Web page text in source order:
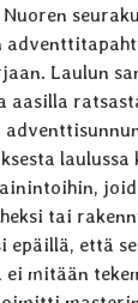
Nuoren
Laulun
aasilla
tai
epäillä, että
ei mitään